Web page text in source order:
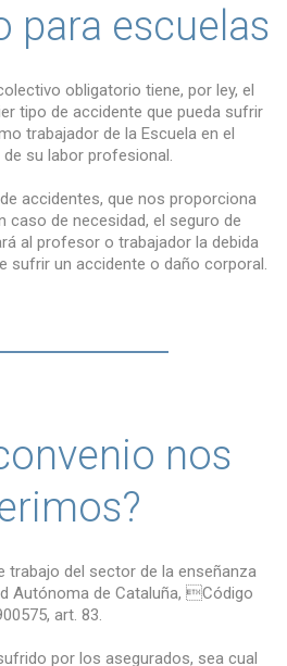
para escuelas
obligatorio tiene, por ley, el
tipo de accidente que pueda sufrir
trabajador de la Escuela en el
su labor profesional.
accidentes, que nos proporciona
caso de necesidad, el seguro de
al profesor o trabajador la debida
sufrir un accidente o daño corporal.
nos
trabajo del sector de la enseñanza
Autónoma de Cataluña, Código
art. 83.
por los asegurados, sea cual